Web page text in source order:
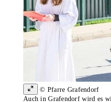
© Pfarre Grafendorf
Auch in Grafendorf wird es